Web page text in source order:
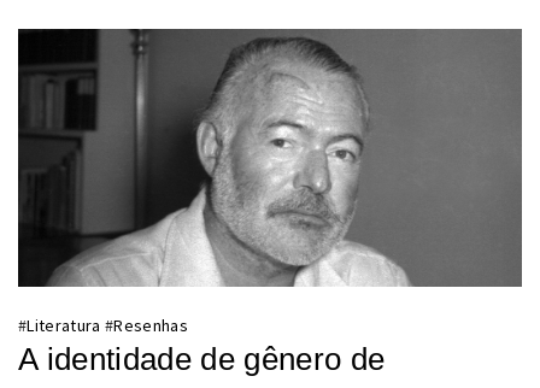
#Literatura #Resenhas
A identidade de gênero de